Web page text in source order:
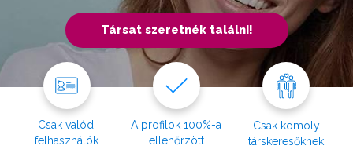
Társat szeretnék találni!
Csak valódi
felhasználók
A profilok 100%-a
ellenőrzött
Csak komoly
társkeresőknek